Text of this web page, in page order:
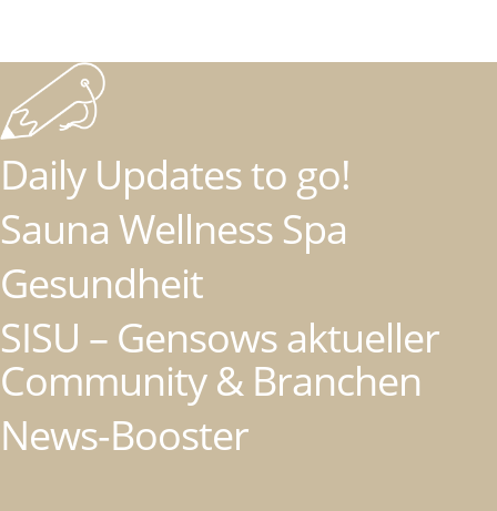
Daily Updates to go!
Sauna Wellness Spa
Gesundheit
SISU – Gensows aktueller
Community & Branchen
News-Booster